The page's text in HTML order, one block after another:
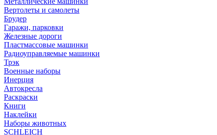
Вертолеты и самолеты
Брудер
Гаражи, парковки
Железные дороги
Пластмассовые машинки
Радиоуправляемые машинки
Трэк
Военные наборы
Инерция
Автокресла
Раскраски
Книги
Наклейки
Наборы животных
SCHLEICH